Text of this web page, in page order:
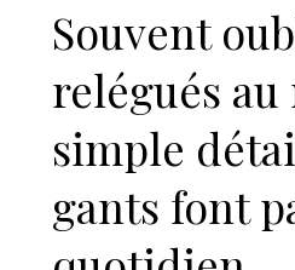
Souvent
relégués au
simple
gants font